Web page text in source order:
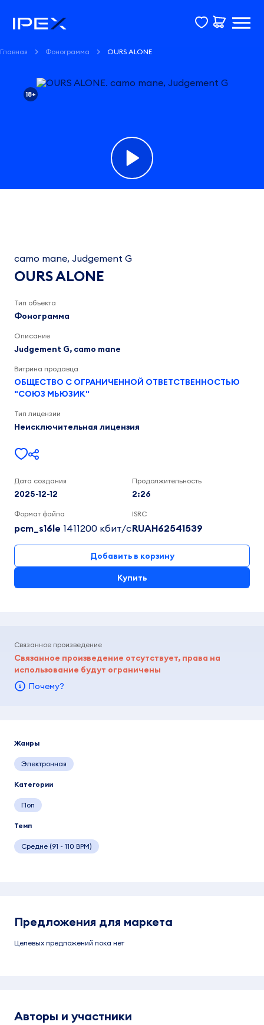
Главная Фонограмма OURS ALONE
18+
ALONE
camo
mane,
2:26
camo mane, Judgement G
OURS ALONE
Тип объекта
Фонограмма
Описание
Judgement G, camo mane
Витрина продавца
ОБЩЕСТВО С ОГРАНИЧЕННОЙ ОТВЕТСТВЕННОСТЬЮ
"СОЮЗ МЬЮЗИК"
Тип лицензии
Неисключительная лицензия
Дата создания
2025-12-12
Продолжительность
2:26
Формат файла
pcm_s16le 1411200 кбит/c
ISRC
RUAH62541539
Добавить в корзину
Купить
Связанное произведение
Связанное произведение отсутствует, права на
использование будут ограничены
Почему?
Жанры
Электронная
Категории
Поп
Темп
Средне (91 - 110 BPM)
Предложения для маркета
Целевых предложений пока нет
Авторы и участники